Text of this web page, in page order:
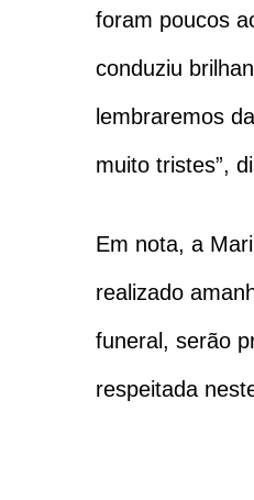
foram poucos
conduziu
lembraremos
muito tristes”,
Em nota, a
realizado
funeral, serão
respeitada